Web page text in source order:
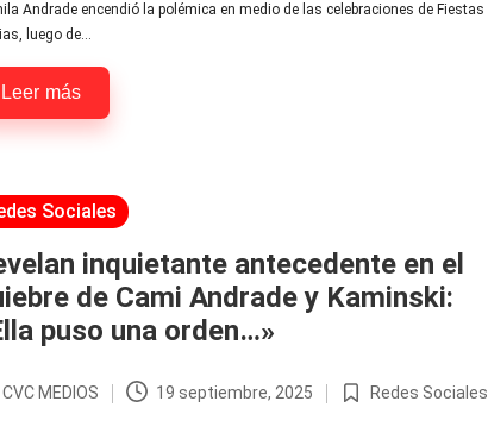
Andrade encendió la polémica en medio de las celebraciones de Fiestas
luego de…
Leer más
Sociales
inquietante antecedente en el
de Cami Andrade y Kaminski:
puso una orden…»
CVC MEDIOS 19 septiembre, 2025
Publicada
Redes Sociales